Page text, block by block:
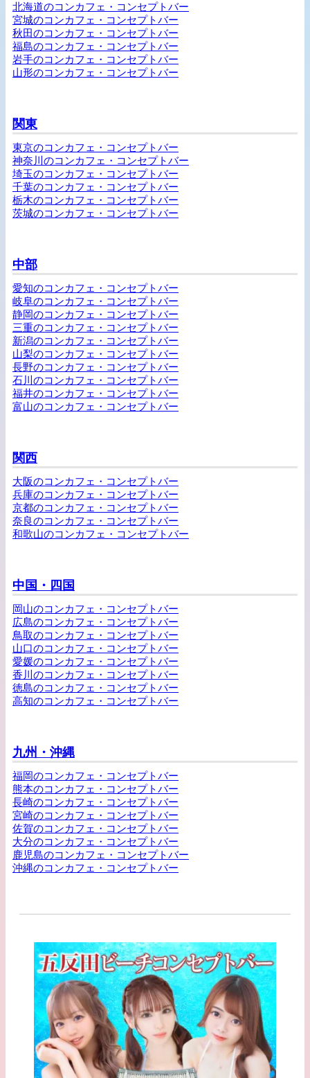
北海道のコンカフェ・コンセプトバー
宮城のコンカフェ・コンセプトバー
秋田のコンカフェ・コンセプトバー
福島のコンカフェ・コンセプトバー
岩手のコンカフェ・コンセプトバー
山形のコンカフェ・コンセプトバー
関東
東京のコンカフェ・コンセプトバー
神奈川のコンカフェ・コンセプトバー
埼玉のコンカフェ・コンセプトバー
千葉のコンカフェ・コンセプトバー
栃木のコンカフェ・コンセプトバー
茨城のコンカフェ・コンセプトバー
中部
愛知のコンカフェ・コンセプトバー
岐阜のコンカフェ・コンセプトバー
静岡のコンカフェ・コンセプトバー
三重のコンカフェ・コンセプトバー
新潟のコンカフェ・コンセプトバー
山梨のコンカフェ・コンセプトバー
長野のコンカフェ・コンセプトバー
石川のコンカフェ・コンセプトバー
福井のコンカフェ・コンセプトバー
富山のコンカフェ・コンセプトバー
関西
大阪のコンカフェ・コンセプトバー
兵庫のコンカフェ・コンセプトバー
京都のコンカフェ・コンセプトバー
奈良のコンカフェ・コンセプトバー
和歌山のコンカフェ・コンセプトバー
中国・四国
岡山のコンカフェ・コンセプトバー
広島のコンカフェ・コンセプトバー
鳥取のコンカフェ・コンセプトバー
山口のコンカフェ・コンセプトバー
愛媛のコンカフェ・コンセプトバー
香川のコンカフェ・コンセプトバー
徳島のコンカフェ・コンセプトバー
高知のコンカフェ・コンセプトバー
九州・沖縄
福岡のコンカフェ・コンセプトバー
熊本のコンカフェ・コンセプトバー
長崎のコンカフェ・コンセプトバー
宮崎のコンカフェ・コンセプトバー
佐賀のコンカフェ・コンセプトバー
大分のコンカフェ・コンセプトバー
鹿児島のコンカフェ・コンセプトバー
沖縄のコンカフェ・コンセプトバー